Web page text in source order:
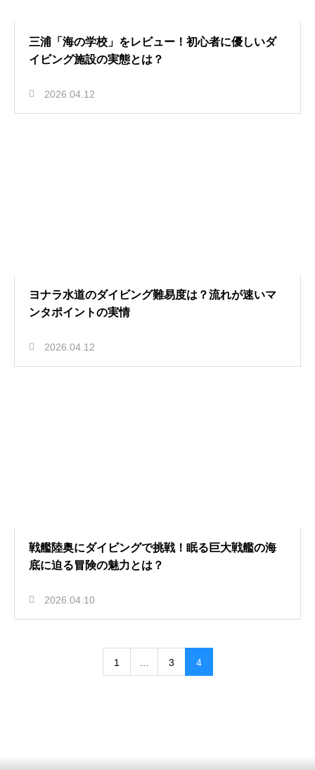
三浦「海の学校」をレビュー！初心者に優しいダ
イビング施設の実態とは？
2026.04.12
ヨナラ水道のダイビング難易度は？流れが速いマ
ンタポイントの実情
2026.04.12
戦艦陸奥にダイビングで挑戦！眠る巨大戦艦の海
底に迫る冒険の魅力とは？
2026.04.10
1 3 4